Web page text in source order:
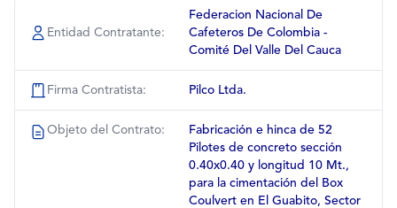
Entidad Contratante:
Federacion Nacional De
Cafeteros De Colombia -
Comité Del Valle Del Cauca
Firma Contratista: Pilco Ltda.
Objeto del Contrato:
Fabricación e hinca de 52
Pilotes de concreto sección
0.40x0.40 y longitud 10 Mt.,
para la cimentación del Box
Coulvert en El Guabito, Sector